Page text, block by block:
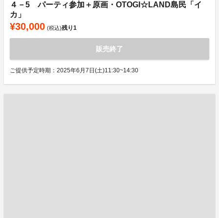
４－5 パーティ参加＋原画・OTOGI☆LAND島民「イ
カ」
¥30,000 (税込)残り1
販売終了
ご提供予定時期：2025年6月7日(土)11:30~14:30